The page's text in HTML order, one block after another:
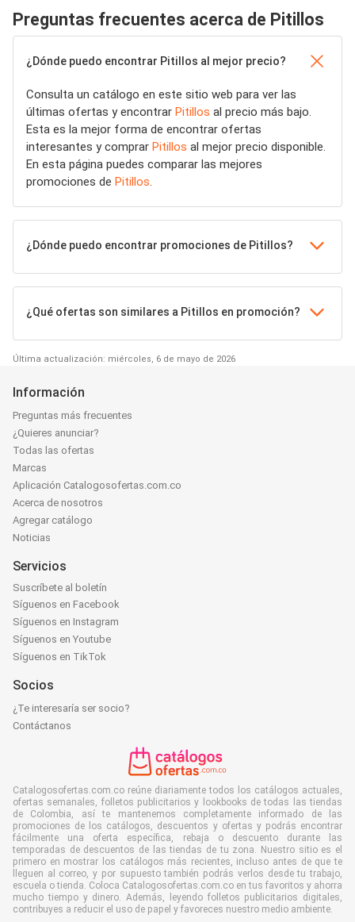
Preguntas frecuentes acerca de Pitillos
¿Dónde puedo encontrar Pitillos al mejor precio?
Consulta un catálogo en este sitio web para ver las
últimas ofertas y encontrar Pitillos al precio más bajo.
Esta es la mejor forma de encontrar ofertas
interesantes y comprar Pitillos al mejor precio disponible.
En esta página puedes comparar las mejores
promociones de Pitillos
¿Dónde puedo encontrar promociones de Pitillos?
¿Qué ofertas son similares a Pitillos en promoción?
Última actualización: miércoles, 6 de mayo de 2026
Información
Preguntas más frecuentes
¿Quieres anunciar?
Todas las ofertas
Marcas
Aplicación Catalogosofertas.com.co
Acerca de nosotros
Agregar catálogo
Noticias
Servicios
Suscríbete al boletín
Síguenos en Facebook
Síguenos en Instagram
Síguenos en Youtube
Síguenos en TikTok
Socios
¿Te interesaría ser socio?
Contáctanos
Catalogosofertas.com.co reúne diariamente todos los catálogos actuales,
ofertas semanales, folletos publicitarios y lookbooks de todas las tiendas
de Colombia, así te mantenemos completamente informado de las
promociones de los catálogos, descuentos y ofertas y podrás encontrar
fácilmente una oferta específica, rebaja o descuento durante las
temporadas de descuentos de las tiendas de tu zona. Nuestro sitio es el
primero en mostrar los catálogos más recientes, incluso antes de que te
lleguen al correo, y por supuesto también podrás verlos desde tu trabajo,
escuela o tienda. Coloca Catalogosofertas.com.co en tus favoritos y ahorra
mucho tiempo y dinero. Además, leyendo folletos publicitarios digitales,
contribuyes a reducir el uso de papel y favoreces nuestro medio ambiente.